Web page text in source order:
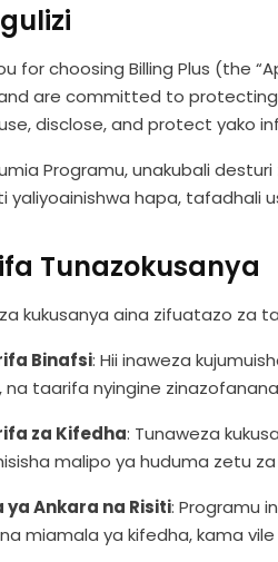
for choosing Billing Plus (the
are committed to protecting
disclose, and protect yako
Programu, unakubali
yaliyoainishwa hapa, tafadhali
Tunazokusanya
kukusanya aina zifuatazo za
Binafsi: Hii inaweza
na taarifa nyingine
za Kifedha: Tunaweza
malipo ya huduma zetu
ya Ankara na Risiti: Programu
miamala ya kifedha, kama